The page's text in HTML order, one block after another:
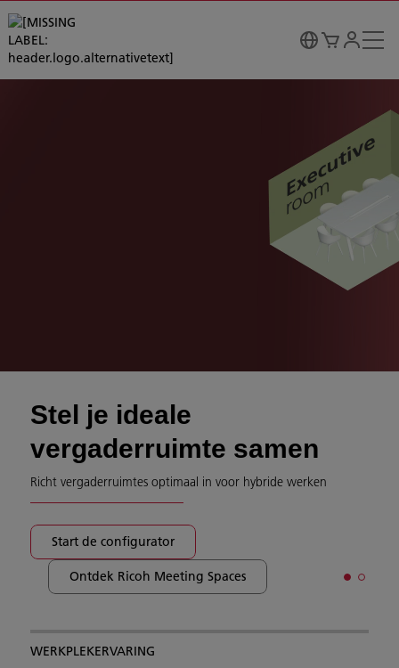
Stel je ideale
vergaderruimte samen
Richt vergaderruimtes optimaal in voor hybride werken
Start de configurator
Ontdek Ricoh Meeting Spaces
WERKPLEKERVARING